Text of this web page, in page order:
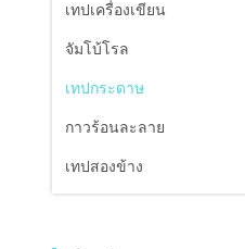
เทปเครื่องเขียน
จัมโบ้โรล
เทปกระดาษ
กาวร้อนละลาย
เทปสองข้าง